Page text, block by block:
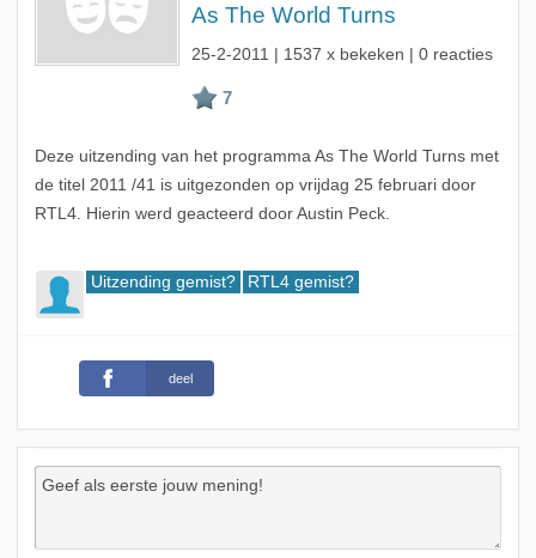
As The World Turns
25-2-2011 | 1537 x bekeken | 0 reacties
Deze uitzending van het programma As The World Turns met
de titel 2011 /41 is uitgezonden op vrijdag 25 februari door
RTL4. Hierin werd geacteerd door Austin Peck.
Uitzending gemist? RTL4 gemist?
deel